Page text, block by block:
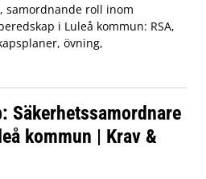
samordnande roll inom
i Luleå kommun: RSA,
övning,
Säkerhetssamordnare
kommun | Krav &